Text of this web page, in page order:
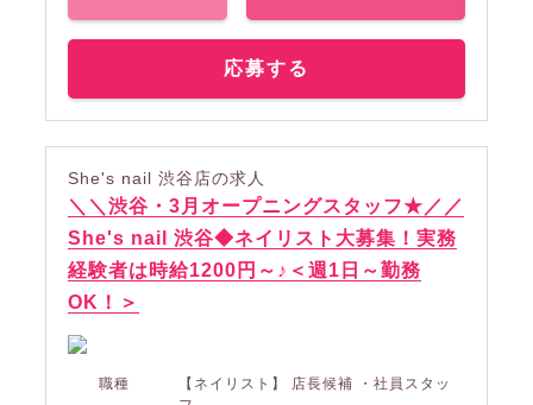
応募する
She's nail 渋谷店の求人
＼＼渋谷・3月オープニングスタッフ★／／
She's nail 渋谷◆ネイリスト大募集！実務
経験者は時給1200円～♪＜週1日～勤務
OK！＞
職種
【ネイリスト】 店長候補 ・社員スタッ